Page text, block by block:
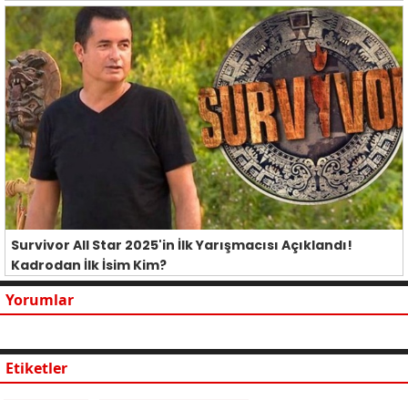
Survivor All Star 2025'in İlk Yarışmacısı Açıklandı!
Kadrodan İlk İsim Kim?
Yorumlar
Etiketler